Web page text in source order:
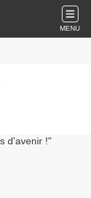
MENU